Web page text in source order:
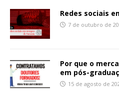
Redes sociais
7 de outubro de
Por que o
em pós-
15 de agosto de